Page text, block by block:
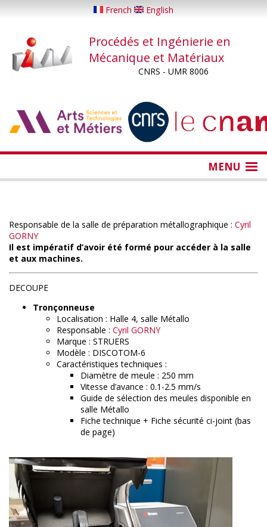
principal
French English
Procédés et Ingénierie en
Mécanique et Matériaux
CNRS - UMR 8006
MENU
Responsable de la salle de préparation métallographique : Cyril
GORNY
Il est impératif d’avoir été formé pour accéder à la salle
et aux machines.
DECOUPE
Tronçonneuse
Localisation : Halle 4, salle Métallo
Responsable : Cyril GORNY
Marque : STRUERS
Modèle : DISCOTOM-6
Caractéristiques techniques :
Diamètre de meule : 250 mm
Vitesse d’avance : 0.1-2.5 mm/s
Guide de sélection des meules disponible en
salle Métallo
Fiche technique + Fiche sécurité ci-joint (bas
de page)